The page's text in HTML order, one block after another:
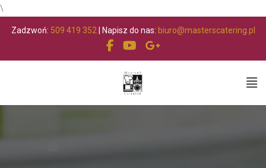
\
Zadzwoń: 509 419 352 | Napisz do nas: biuro@masterscatering.pl